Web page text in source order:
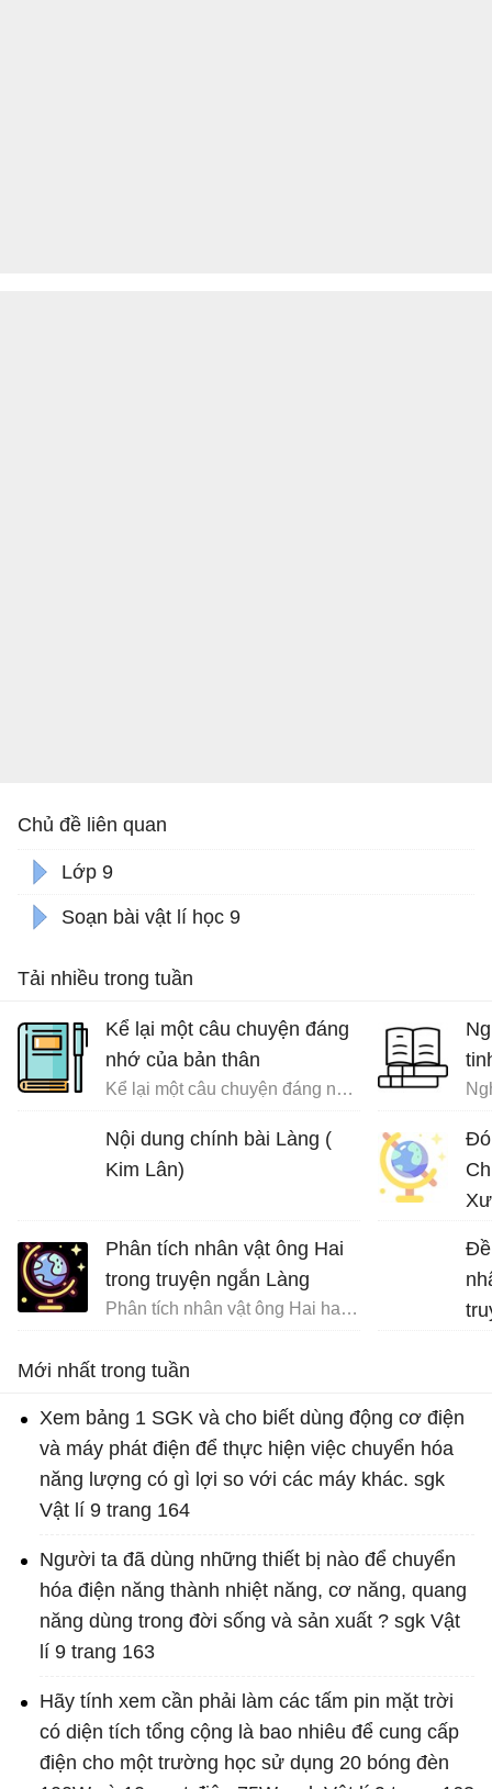
Chủ đề liên quan
Lớp 9
Soạn bài vật lí học 9
Tải nhiều trong tuần
Kể lại một câu chuyện đáng
nhớ của bản thân
Kể lại một câu chuyện đáng nhớ của bản thân trong đó có sử dụng các yếu tố nghị luận và miêu tả nội tâm
Nội dung chính bài Làng (
Kim Lân)
Phân tích nhân vật ông Hai
trong truyện ngắn Làng
Phân tích nhân vật ông Hai hay nhất
Đề
Mới nhất trong tuần
Xem bảng 1 SGK và cho biết dùng động cơ điện
và máy phát điện để thực hiện việc chuyển hóa
năng lượng có gì lợi so với các máy khác. sgk
Vật lí 9 trang 164
Người ta đã dùng những thiết bị nào để chuyển
hóa điện năng thành nhiệt năng, cơ năng, quang
năng dùng trong đời sống và sản xuất ? sgk Vật
lí 9 trang 163
Hãy tính xem cần phải làm các tấm pin mặt trời
có diện tích tổng cộng là bao nhiêu để cung cấp
điện cho một trường học sử dụng 20 bóng đèn